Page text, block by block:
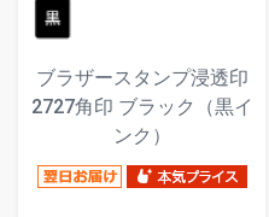
ブラザースタンプ浸透印
2727角印 ブラック（黒イ
ンク）